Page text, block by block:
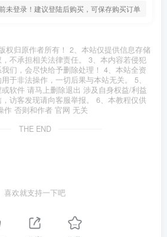
未登录！建议登陆后购买，可保存购买订单
权归原作者所有！ 2、本站仅提供信息存储
不承担相关法律责任。 3、本内容若侵犯
们，会尽快给予删除处理！ 4、本站全资
于非法操作，一切后果与本站无关。 5、
软件 请马上删除退出 涉及自身权益/利益
访客发现请向客服举报。 6、本教程仅供
作 否则和作者 官网 无关
THE END
喜欢就支持一下吧